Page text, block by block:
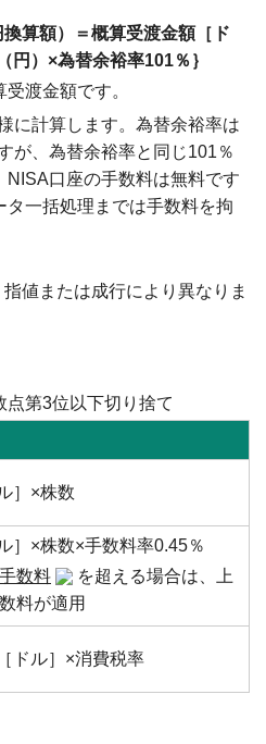
算額）＝概算受渡金額［ド
円）×為替余裕率101％｝
渡金額です。
に計算します。為替余裕率は
が、為替余裕率と同じ101％
NISA口座の手数料は無料です
タ一括処理までは手数料を拘
値または成行により異なりま
第3位以下切り捨て
］×株数
］×株数×手数料率0.45％
手数料
を超える場合は、上
料が適用
ドル］×消費税率